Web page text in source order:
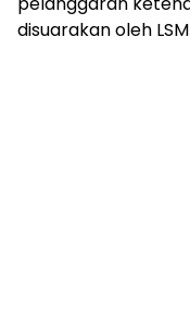
disuarakan oleh